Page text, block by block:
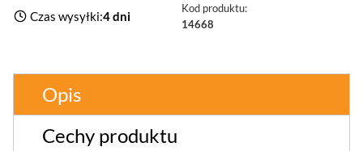
Czas wysyłki:4 dni
Kod produktu:
14668
Opis
Cechy produktu